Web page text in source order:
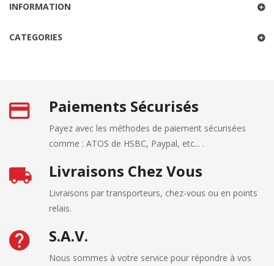
INFORMATION
CATEGORIES
Paiements Sécurisés
Payez avec les méthodes de paiement sécurisées
comme : ATOS de HSBC, Paypal, etc... .
Livraisons Chez Vous
Livraisons par transporteurs, chez-vous ou en points
relais.
S.A.V.
Nous sommes à votre service pour répondre à vos